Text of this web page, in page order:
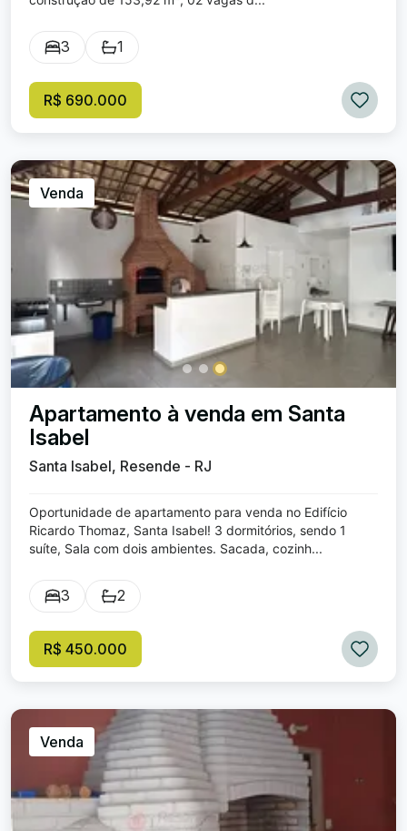
3 1
R$ 690.000
Venda
Apartamento à venda em Santa
Isabel
Santa Isabel, Resende - RJ
Oportunidade de apartamento para venda no Edifício
Ricardo Thomaz, Santa Isabel! 3 dormitórios, sendo 1
suíte, Sala com dois ambientes. Sacada, cozinh...
3 2
R$ 450.000
Venda